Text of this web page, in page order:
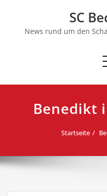
SC
News rund um den
Benedikt
Startseite